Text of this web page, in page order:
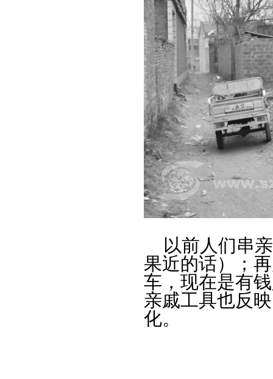
以前人们串亲
果近的话）；
车，现在是有
亲戚工具也反
化。